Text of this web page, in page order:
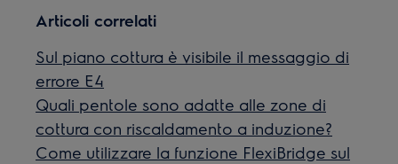
Articoli correlati
Sul piano cottura è visibile il messaggio di
errore E4
Quali pentole sono adatte alle zone di
cottura con riscaldamento a induzione?
Come utilizzare la funzione FlexiBridge sul